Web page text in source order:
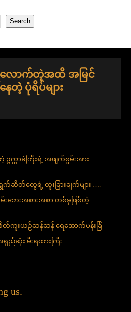
Search
ရလောက်တဲ့အထိ အမြင်
တဲ့ ပုံရိပ်များ
က္ကာခဲကြီးရဲ့ အဖျက်စွမ်းအား
တွေရဲ့ ထူးခြားချက်များ ….
ဘေးအစားအစာ တစ်ခုဖြစ်တဲ့
တ်ကူးယဉ်ဆန်ဆန် ရေအောက်ပန်းခြံ
အရှည်ဆုံး မီးရထားကြီး
us.